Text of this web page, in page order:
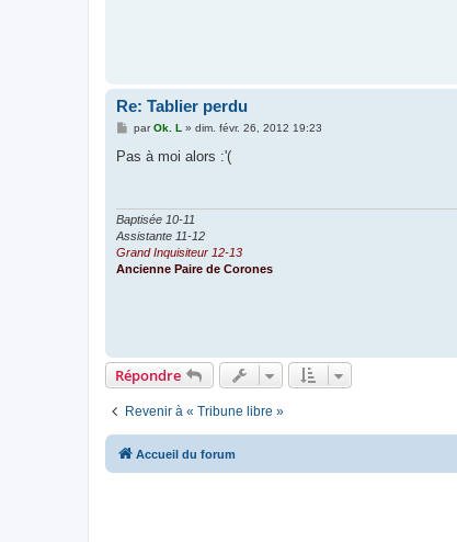
Re: Tablier perdu
M
s
parOk. L » dim. févr. 26, 2012 19:23
Pas à moi alors :'(
Baptisée 10-11
Assistante 11-12
Grand Inquisiteur 12-13
Ancienne Paire de Corones
Répondre
Revenir à « Tribune libre »
Accueil du forum